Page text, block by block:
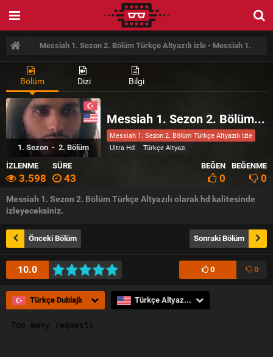
Messiah 1. Sezon 2. Bölüm Türkçe Altyazılı izle - Messiah 1.
Sezon 2. Bölüm Türkçe Altyazılı izle
Bölüm Dizi Bilgi
1 . Sezon - 2. Bölüm
Messiah 1. Sezon 2. Bölüm Türkçe Altyazılı izle
Messiah 1. Sezon 2. Bölüm Türkçe Altyazılı izle
Ultra Hd
Türkçe Altyazı
İZLENME
3.598
SÜRE
43
BEĞENME
0
BEĞEN
0
Messiah 1. Sezon 2. Bölüm Türkçe Altyazılı olarak hd kalitesinde
izleyeceksiniz.
Önceki Bölüm Sonraki Bölüm
0 0
10.0
Türkçe Dublajlı Türkçe Altyazılı